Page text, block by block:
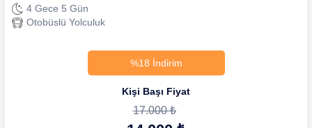
4 Gece 5 Gün
Otobüslü Yolculuk
%18 İndirim
Kişi Başı Fiyat
17.000 ₺